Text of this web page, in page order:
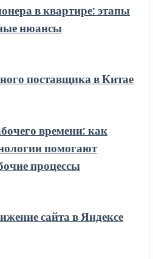
в квартире: этапы
нюансы
поставщика в Китае
времени: как
помогают
процессы
сайта в Яндексе